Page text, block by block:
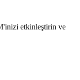
etkinleştirin ve